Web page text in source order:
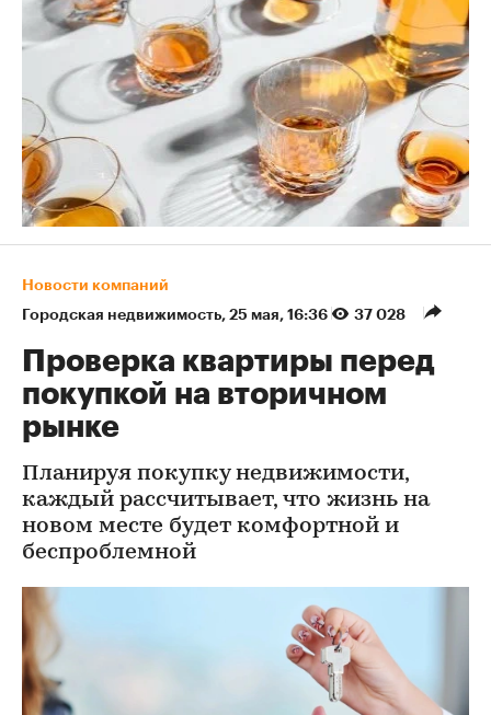
Новости компаний
Городская недвижимость⁠, 25 мая, 16:36 37 028
Проверка квартиры перед
покупкой на вторичном
рынке
Планируя покупку недвижимости,
каждый рассчитывает, что жизнь на
новом месте будет комфортной и
беспроблемной